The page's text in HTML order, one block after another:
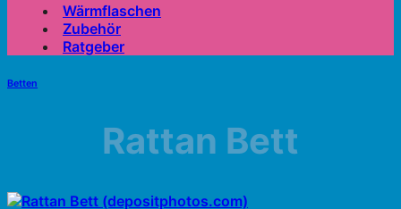
Wärmflaschen
Zubehör
Ratgeber
Betten
Rattan Bett